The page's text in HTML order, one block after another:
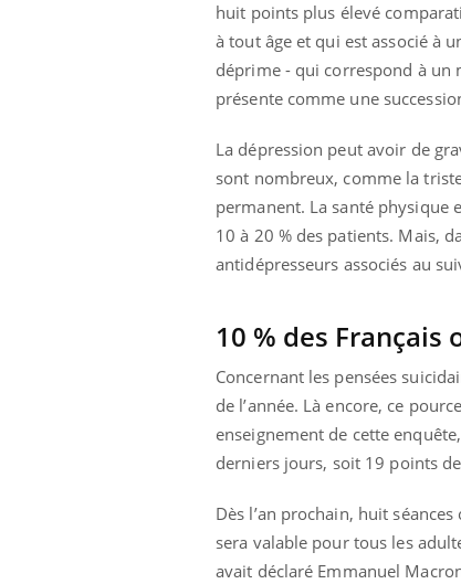
huit points plus élevé
à tout âge et qui est associé à
déprime - qui correspond à un
présente comme une
La dépression peut avoir de
sont nombreux, comme la
permanent. La santé physique
10 à 20 % des patients. Mais,
antidépresseurs associés au
10 % des Français
Concernant les pensées
de l’année. Là encore, ce
enseignement de cette
derniers jours, soit 19 points
Dès l’an prochain, huit
sera valable pour tous les
avait déclaré Emmanuel